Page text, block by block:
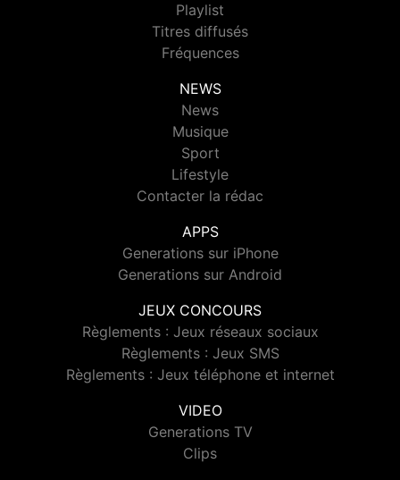
Playlist
Titres diffusés
Fréquences
NEWS
News
Musique
Sport
Lifestyle
Contacter la rédac
APPS
Generations sur iPhone
Generations sur Android
JEUX CONCOURS
Règlements : Jeux réseaux sociaux
Règlements : Jeux SMS
Règlements : Jeux téléphone et internet
VIDEO
Generations TV
Clips